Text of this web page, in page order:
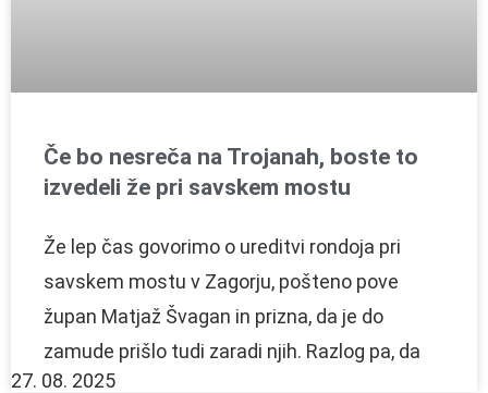
Če bo nesreča na Trojanah, boste to
izvedeli že pri savskem mostu
Že lep čas govorimo o ureditvi rondoja pri
savskem mostu v Zagorju, pošteno pove
župan Matjaž Švagan in prizna, da je do
zamude prišlo tudi zaradi njih. Razlog pa, da
27. 08. 2025